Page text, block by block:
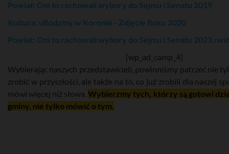
Powiat: Oni to rachowali wybory do Sejmu i Senatu 2019
Kultura: uRodziny w Koronie - Zdjęcie Roku 2020
Powiat: Oni to rachowali wybory do Sejmu i Senatu 2023 /
[wp_ad_camp_4]
Wybierając naszych przedstawicieli, powinniśmy patrzeć nie
zrobić w przyszłości, ale także na to, co już zrobili dla naszej
mówi więcej niż słowa.Wybierzmy tych, którzy są gotowi
gminy, nie tylko mówić o tym.